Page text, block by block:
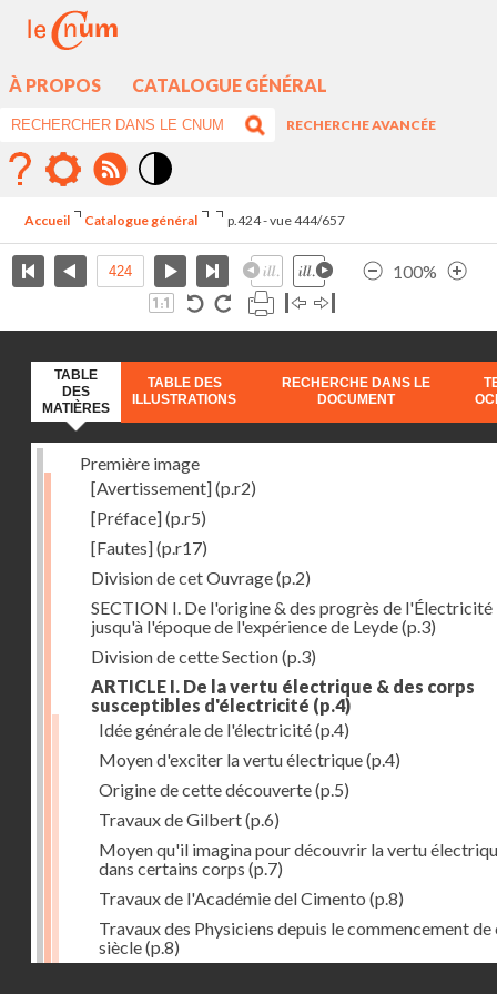
À PROPOS CATALOGUE GÉNÉRAL
RECHERCHE AVANCÉE
élévé
Accueil Catalogue général p.424 - vue 444/657
100%
TABLE
DES
MATIÈRES
TABLE DES
ILLUSTRATIONS
RECHERCHE DANS LE
DOCUMENT
Première image
[Avertissement](p.r2)
[Préface](p.r5)
[Fautes](p.r17)
Division de cet Ouvrage(p.2)
SECTION I. De l'origine & des progrès de l'Électricité
jusqu'à l'époque de l'expérience de Leyde(p.3)
Division de cette Section(p.3)
ARTICLE I. De la vertu électrique & des corps
susceptibles d'électricité (p.4)
Idée générale de l'électricité(p.4)
Moyen d'exciter la vertu électrique(p.4)
Origine de cette découverte(p.5)
Travaux de Gilbert(p.6)
Moyen qu'il imagina pour découvrir la vertu
dans certains corps (p.7)
Travaux de l'Académie del Cimento (p.8)
Travaux des Physiciens depuis le commencement de
siècle(p.8)